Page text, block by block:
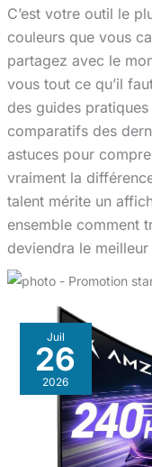
C’est votre outil le
couleurs que vous
partagez avec le
vous tout ce qu’il
des guides
comparatifs des
astuces pour
vraiment la
talent mérite un
ensemble comment
deviendra le
Juil
26
2026